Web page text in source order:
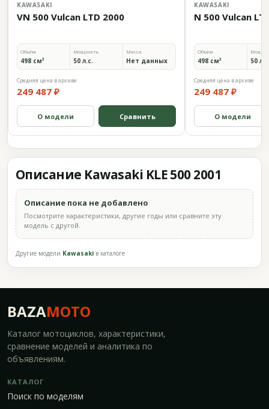
KAWASAKI
VN 500 Vulcan LTD 2000
Объём
498 см³
Мощность
50 л.с.
Масса
Нет данных
Средняя цена в архиве
249 487 ₽
О модели Сравнить
KAWASAKI
N 500 Vulcan
Объём
498 см³ 50
Средняя цена в архиве
249 487 ₽
О модели
Описание Kawasaki KLE 500 2001
Описание пока не добавлено
Посмотрите характеристики, другие годы или сравните эту
модель с другой.
Другие модели Kawasaki в каталоге
BAZAMOTO
Каталог мотоциклов, характеристики,
сравнение моделей и аналитика по
объявлениям.
КАТАЛОГ
Поиск по моделям